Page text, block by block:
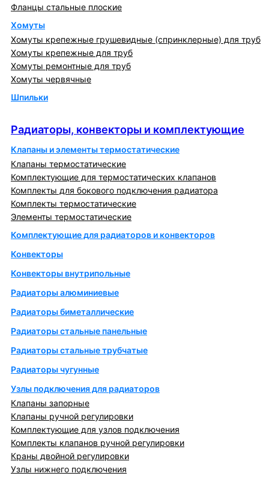
Фланцы стальные плоские
Хомуты
Хомуты крепежные грушевидные (спринклерные) для труб
Хомуты крепежные для труб
Хомуты ремонтные для труб
Хомуты червячные
Шпильки
Радиаторы, конвекторы и комплектующие
Клапаны и элементы термостатические
Клапаны термостатические
Комплектующие для термостатических клапанов
Комплекты для бокового подключения радиатора
Комплекты термостатические
Элементы термостатические
Комплектующие для радиаторов и конвекторов
Конвекторы
Конвекторы внутрипольные
Радиаторы алюминиевые
Радиаторы биметаллические
Радиаторы стальные панельные
Радиаторы стальные трубчатые
Радиаторы чугунные
Узлы подключения для радиаторов
Клапаны запорные
Клапаны ручной регулировки
Комплектующие для узлов подключения
Комплекты клапанов ручной регулировки
Краны двойной регулировки
Узлы нижнего подключения